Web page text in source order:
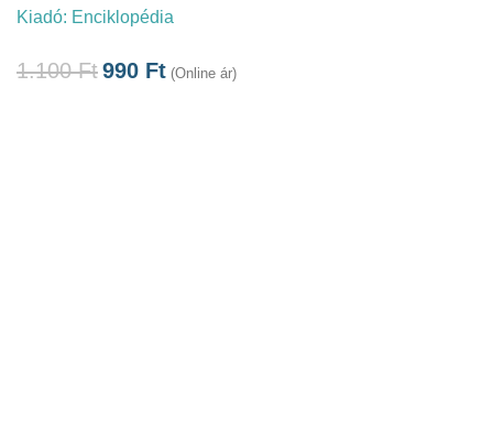
Kiadó: Enciklopédia
1.100Ft990 Ft (Online ár)